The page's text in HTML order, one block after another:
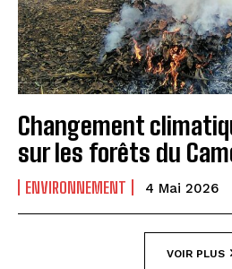
Changement
sur les forêts du
ENVIRONNEMENT 4 Mai 2026
VOIR PLUS